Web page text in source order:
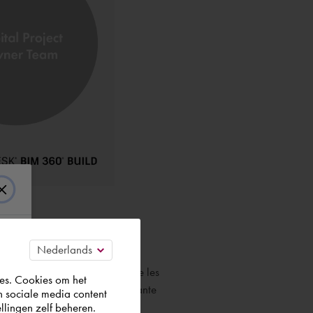
au projet. Le logiciel comble les
et font partie intégrante
Cookies om het
sociale media content
zelf beheren.